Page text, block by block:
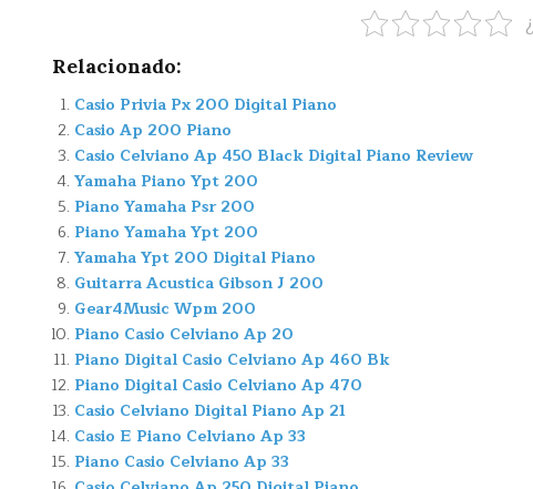
Relacionado:
Casio Privia Px 200 Digital Piano
Casio Ap 200 Piano
Casio Celviano Ap 450 Black Digital Piano Review
Yamaha Piano Ypt 200
Piano Yamaha Psr 200
Piano Yamaha Ypt 200
Yamaha Ypt 200 Digital Piano
Guitarra Acustica Gibson J 200
Gear4Music Wpm 200
Piano Casio Celviano Ap 20
Piano Digital Casio Celviano Ap 460 Bk
Piano Digital Casio Celviano Ap 470
Casio Celviano Digital Piano Ap 21
Casio E Piano Celviano Ap 33
Piano Casio Celviano Ap 33